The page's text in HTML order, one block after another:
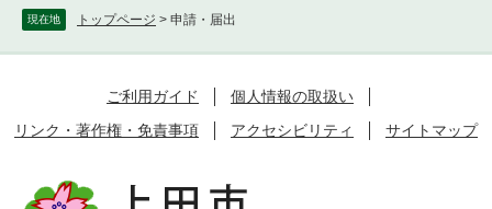
現在地 トップページ > 申請・届出
ご利用ガイド
個人情報の取扱い
リンク・著作権・免責事項
アクセシビリティ サイトマップ